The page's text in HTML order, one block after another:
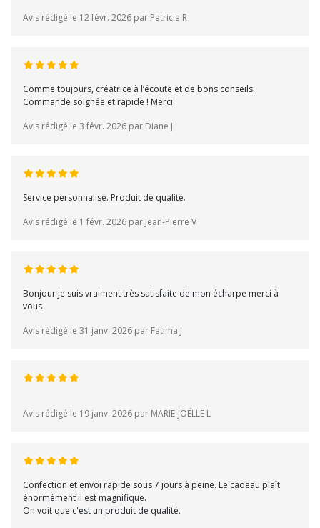
Avis rédigé le 12 févr. 2026 par Patricia R
Comme toujours, créatrice à l’écoute et de bons conseils.
Commande soignée et rapide ! Merci
Avis rédigé le 3 févr. 2026 par Diane J
Service personnalisé. Produit de qualité.
Avis rédigé le 1 févr. 2026 par Jean-Pierre V
Bonjour je suis vraiment très satisfaite de mon écharpe merci à
vous
Avis rédigé le 31 janv. 2026 par Fatima J
Avis rédigé le 19 janv. 2026 par MARIE-JOËLLE L
Confection et envoi rapide sous 7 jours à peine. Le cadeau plaît
énormément il est magnifique.
On voit que c'est un produit de qualité.